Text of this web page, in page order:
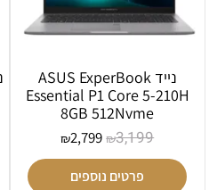
נייד ASUS ExperBook
Essential P1 Core 5-210H
8GB 512Nvme
₪3,199
₪2,799
פרטים נוספים